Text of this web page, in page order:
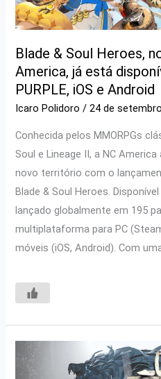
Blade & Soul Heroes,
America, já está
PURPLE, iOS e Android
Icaro Polidoro/24 de
Conhecida pelos MMORPGs
Soul e Lineage II, a NC
novo território com o
Blade & Soul Heroes.
lançado globalmente em 195
multiplataforma para PC
móveis (iOS, Android). Com